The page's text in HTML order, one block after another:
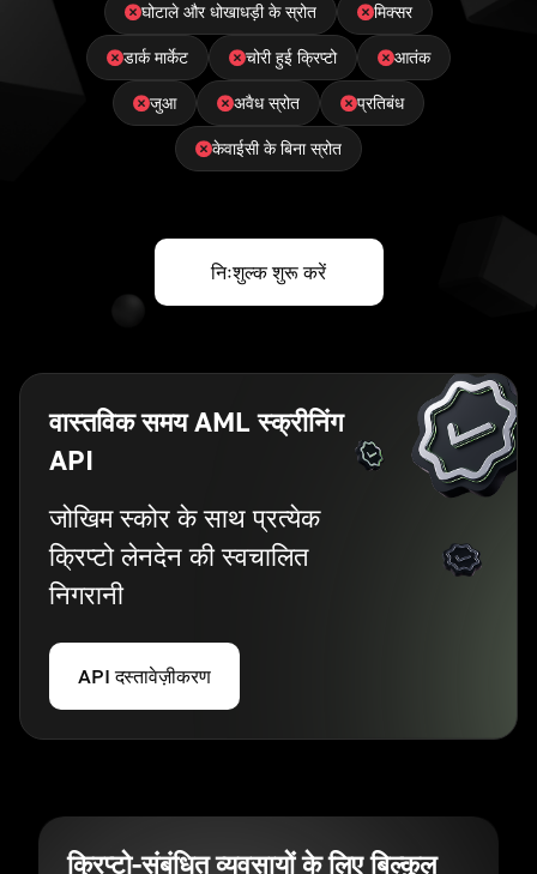
घोटाले और धोखाधड़ी के स्रोत मिक्सर
डार्क मार्केट चोरी हुई क्रिप्टो आतंक
जुआ अवैध स्रोत प्रतिबंध
केवाईसी के बिना स्रोत
निःशुल्क शुरू करें
वास्तविक समय AML स्क्रीनिंग
API
जोखिम स्कोर के साथ प्रत्येक
क्रिप्टो लेनदेन की स्वचालित
निगरानी
API दस्तावेज़ीकरण
क्रिप्टो-संबंधित व्यवसायों के लिए बिल्कुल